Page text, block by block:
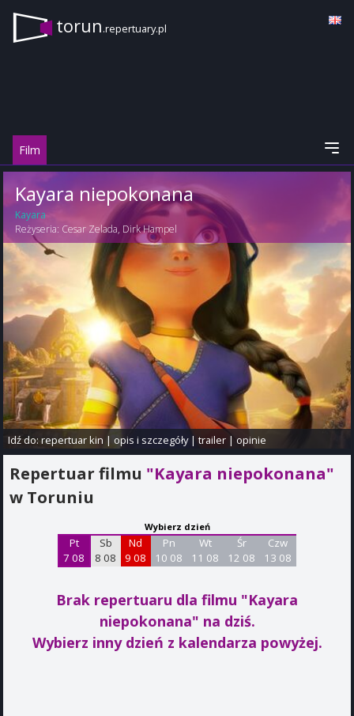
torun.repertuary.pl
Film
Kayara niepokonana
Kayara
Reżyseria: Cesar Zelada, Dirk Hampel
Idź do:repertuar kin |opis i szczegóły|trailer | opinie
Repertuar filmu "Kayara niepokonana"
w Toruniu
Wybierz dzień
Pt
7 08
Sb
8 08
Nd
9 08
Pn
10 08
Wt
11 08
Śr
12 08
Czw
13 08
Brak repertuaru dla filmu "Kayara
niepokonana" na dziś.
Wybierz inny dzień z kalendarza powyżej.